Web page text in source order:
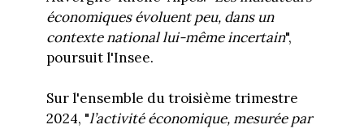
économiques évoluent peu, dans un
contexte national lui-même incertain",
poursuit l'Insee.
Sur l'ensemble du troisième trimestre
2024, "l’activité économique, mesurée par